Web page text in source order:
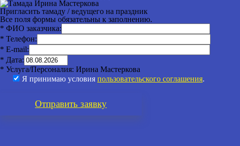
Пригласить тамаду / ведущего на праздник
Все поля формы обязательны к заполнению.
* ФИО заказчика:
* Телефон:
* E-mail:
* Дата:
* Услуга/Персоналия: Ирина Мастеркова
Я принимаю условия пользовательского соглашения.
Отправить заявку